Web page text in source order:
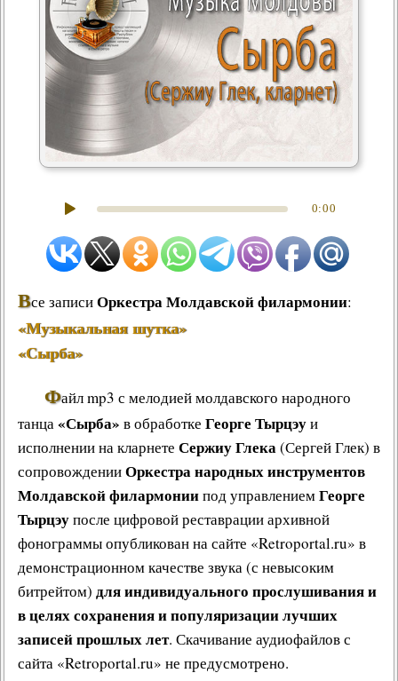
0:00
Все записиОркестра Молдавской филармонии:
«Музыкальная шутка»
«Сырба»
Файл mp3 с мелодией молдавского народного
танца«Сырба» в обработке Георге Тырцэуи
исполнении на кларнете Сержиу Глека(Сергей Глек) в
сопровожденииОркестра народных инструментов
Молдавской филармониипод управлениемГеорге
Тырцэупосле цифровой реставрации архивной
фонограммы опубликован на сайте «Retroportal.ru» в
демонстрационном качестве звука (с невысоким
битрейтом) для индивидуального прослушивания и
в целях сохранения и популяризации лучших
записей прошлых лет. Скачивание аудиофайлов с
сайта «Retroportal.ru» не предусмотрено.